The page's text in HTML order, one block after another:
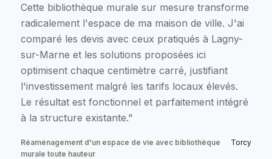
Cette bibliothèque murale sur mesure transforme
radicalement l'espace de ma maison de ville. J'ai
comparé les devis avec ceux pratiqués à Lagny-
sur-Marne et les solutions proposées ici
optimisent chaque centimètre carré, justifiant
l'investissement malgré les tarifs locaux élevés.
Le résultat est fonctionnel et parfaitement intégré
à la structure existante."
Réaménagement d'un espace de vie avec bibliothèque
murale toute hauteur
Torcy